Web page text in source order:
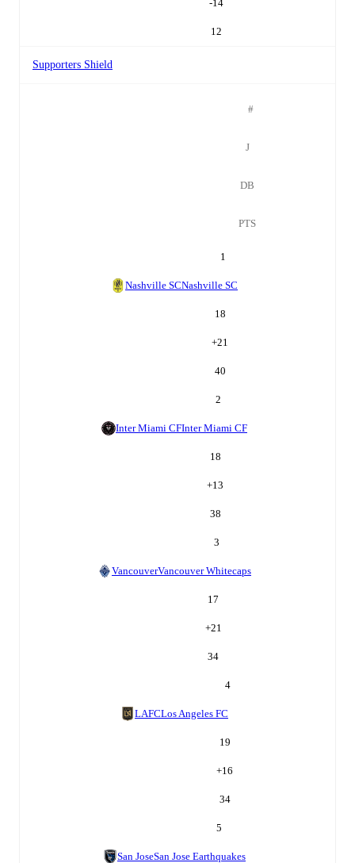
-14
12
Supporters Shield
#
J
DB
PTS
1
Nashville SCNashville SC
18
+21
40
2
Inter Miami CFInter Miami CF
18
+13
38
3
VancouverVancouver Whitecaps
17
+21
34
4
LAFCLos Angeles FC
19
+16
34
5
San JoseSan Jose Earthquakes